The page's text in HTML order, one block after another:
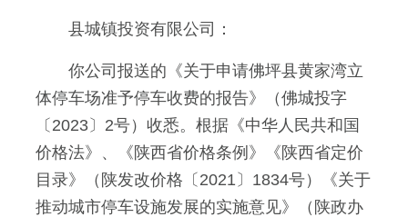
县城镇投资有限公司：
你公司报送的《关于申请佛坪县黄家湾立
体停车场准予停车收费的报告》（佛城投字
〔2023〕2号）收悉。根据《中华人民共和国
价格法》、《陕西省价格条例》《陕西省定价
目录》（陕发改价格〔2021〕1834号）《关于
推动城市停车设施发展的实施意见》（陕政办